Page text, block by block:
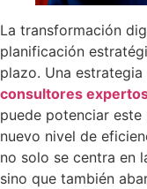
La transformación
planificación
plazo. Una
consultores
puede potenciar
nuevo nivel de
no solo se centra en
sino que también